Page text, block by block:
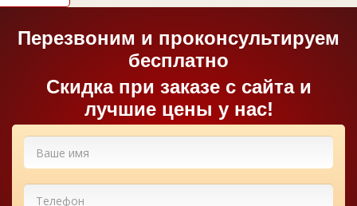
Перезвоним и проконсультируем
бесплатно
Cкидка при заказе с сайта и
лучшие цены у нас!